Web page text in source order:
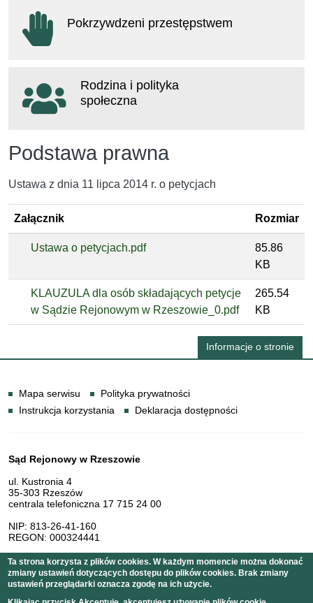
Podstawa prawna
Ustawa z dnia 11 lipca 2014 r. o petycjach
Załącznik Rozmiar
Ustawa o petycjach.pdf
85.86
KB
KLAUZULA dla osób składających petycje
w Sądzie Rejonowym w Rzeszowie_0.pdf
265.54
KB
Pokrzywdzeni przestępstwem
Rodzina i polityka
społeczna
Informacje o stronie
Mapa serwisu
Polityka prywatności
Instrukcja korzystania
Deklaracja dostępności
Dane teleadresowe
Sąd Rejonowy w Rzeszowie
ul. Kustronia 4
35-303 Rzeszów
centrala telefoniczna 17 715 24 00
NIP: 813-26-41-160
REGON: 000324441
Serwis pełni funkcję strony Biuletynu Informacji Publicznej
Ta strona korzysta z plików cookies. W każdym momencie można dokonać
zmiany ustawień dotyczących dostępu do plików cookies. Brak zmiany
ustawień przeglądarki oznacza zgodę na ich użycie.